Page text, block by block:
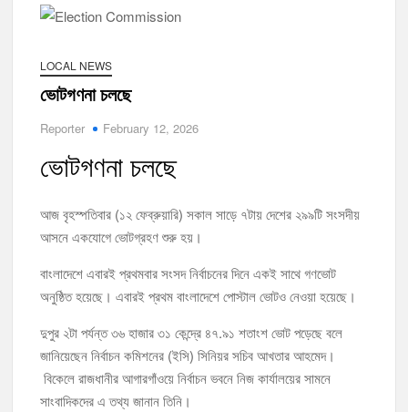
LOCAL NEWS
ভোটগণনা চলছে
Reporter February 12, 2026
ভোটগণনা চলছে
আজ বৃহস্পতিবার (১২ ফেব্রুয়ারি) সকাল সাড়ে ৭টায় দেশের ২৯৯টি সংসদীয়
আসনে একযোগে ভোটগ্রহণ শুরু হয়।
বাংলাদেশে এবারই প্রথমবার সংসদ নির্বাচনের দিনে একই সাথে গণভোট
অনুষ্ঠিত হয়েছে। এবারই প্রথম বাংলাদেশে পোস্টাল ভোটও নেওয়া হয়েছে।
দুপুর ২টা পর্যন্ত ৩৬ হাজার ৩১ কেন্দ্রে ৪৭.৯১ শতাংশ ভোট পড়েছে বলে
জানিয়েছেন নির্বাচন কমিশনের (ইসি) সিনিয়র সচিব আখতার আহমেদ।
বিকেলে রাজধানীর আগারগাঁওয়ে নির্বাচন ভবনে নিজ কার্যালয়ের সামনে
সাংবাদিকদের এ তথ্য জানান তিনি।